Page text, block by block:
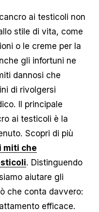
ai testicoli non
stile di vita, come
o le creme per la
gli infortuni ne
dannosi che
di rivolgersi
Il principale
ai testicoli è la
Scopri di più
miti che
. Distinguendo
aiutare gli
che conta davvero:
efficace.